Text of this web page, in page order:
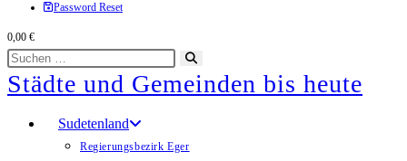
springenPassword Reset
0,00 €
Diese
Website
durchsuchen
starten
Städte und Gemeinden bis heute
Sudetenland
Regierungsbezirk Eger